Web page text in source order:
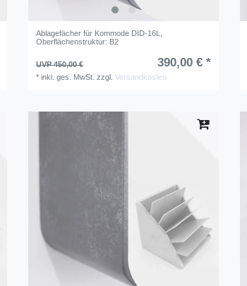
Ablagefächer für Kommode DID-16L
Oberflächenstruktur: B2
UVP 450,00 € 390,00 € *
*inkl. ges. MwSt. zzgl.Versandkosten